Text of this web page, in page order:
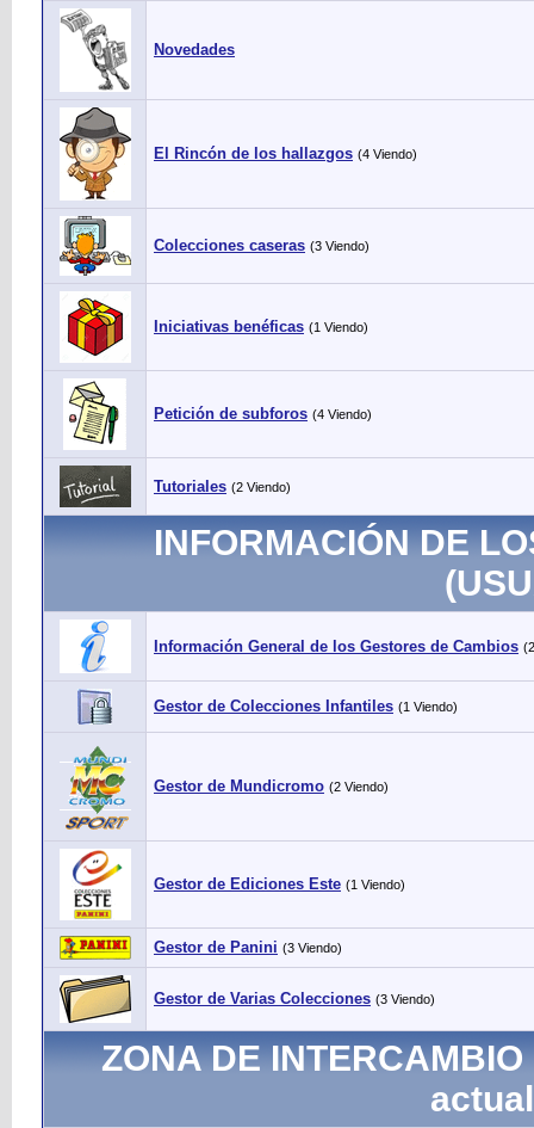
Novedades
El Rincón de los hallazgos (4 Viendo)
Colecciones caseras (3 Viendo)
Iniciativas benéficas (1 Viendo)
Petición de subforos (4 Viendo)
Tutoriales (2 Viendo)
INFORMACIÓN DE
Información General de los Gestores de Cambios
Gestor de Colecciones Infantiles (1 Viendo)
Gestor de Mundicromo (2 Viendo)
Gestor de Ediciones Este (1 Viendo)
Gestor de Panini (3 Viendo)
Gestor de Varias Colecciones (3 Viendo)
ZONA DE